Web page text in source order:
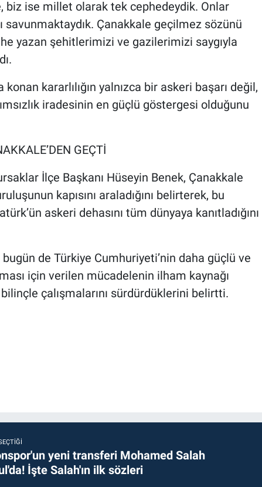
biz ise millet olarak tek cephedeydik. Onlar
savunmaktaydık. Çanakkale geçilmez sözünü
yazan şehitlerimizi ve gazilerimizi saygıyla
konan kararlılığın yalnızca bir askeri başarı değil,
iradesinin en güçlü göstergesi olduğunu
GEÇTİ
İlçe Başkanı Hüseyin Benek, Çanakkale
kapısını araladığını belirterek, bu
askeri dehasını tüm dünyaya kanıtladığını
de Türkiye Cumhuriyeti’nin daha güçlü ve
için verilen mücadelenin ilham kaynağı
çalışmalarını sürdürdüklerini belirtti.
yeni transferi Mohamed Salah
İşte Salah'ın ilk sözleri